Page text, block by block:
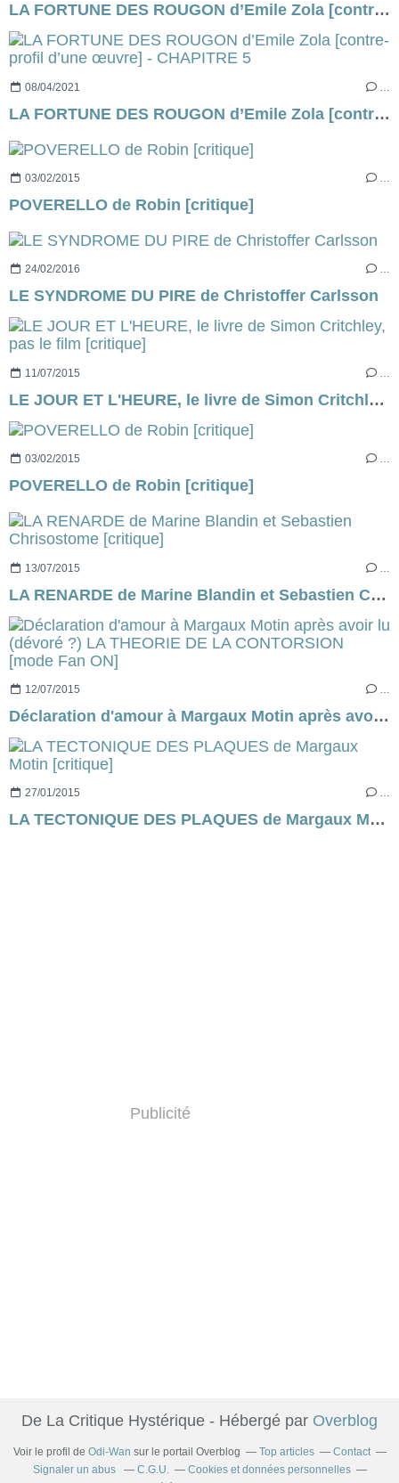
LA FORTUNE DES ROUGON d’Emile Zola [contre-profil d’une œuvre] - CHAPITRE 6
08/04/2021
LA FORTUNE DES ROUGON d’Emile Zola [contre-profil d’une œuvre] - CHAPITRE 5
03/02/2015 …
POVERELLO de Robin [critique]
24/02/2016 …
LE SYNDROME DU PIRE de Christoffer Carlsson
11/07/2015 …
LE JOUR ET L'HEURE, le livre de Simon Critchley, pas le film [critique]
03/02/2015 …
POVERELLO de Robin [critique]
13/07/2015
LA RENARDE de Marine Blandin et Sebastien Chrisostome [critique]
12/07/2015 …
Déclaration d'amour à Margaux Motin après avoir lu (dévoré ?) LA THEORIE DE LA CONTORSION [mode Fan ON]
27/01/2015 …
LA TECTONIQUE DES PLAQUES de Margaux Motin [critique]
Publicité
De La Critique Hystérique - Hébergé par Overblog
Voir le profil de Odi-Wan sur le portail Overblog Top articles
Contact
Signaler un abus
C.G.U.
Cookies et données personnelles